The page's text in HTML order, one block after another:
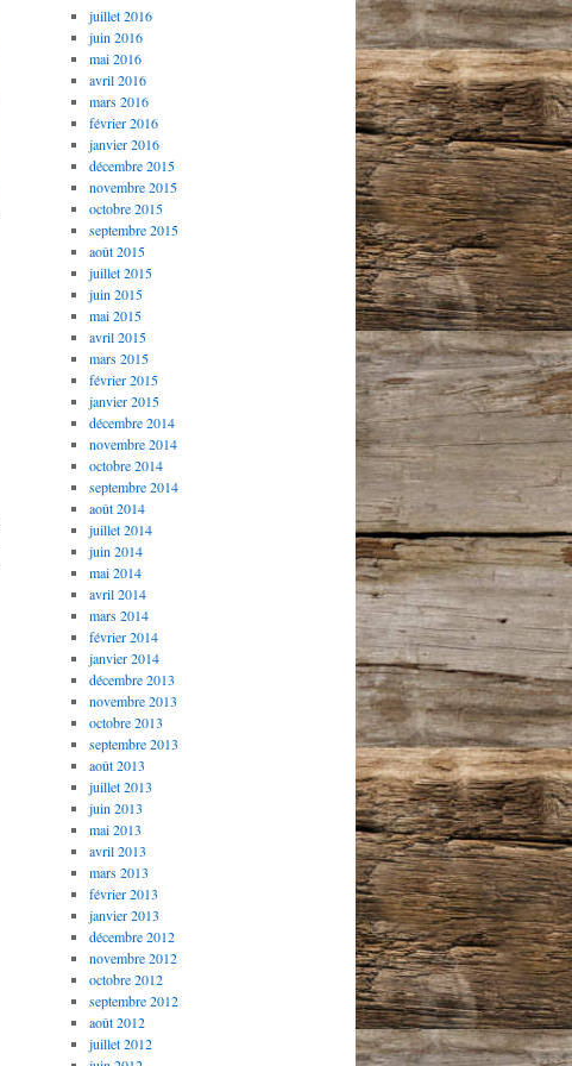
juillet 2016
juin 2016
mai 2016
avril 2016
mars 2016
février 2016
janvier 2016
décembre 2015
novembre 2015
octobre 2015
septembre 2015
août 2015
juillet 2015
juin 2015
mai 2015
avril 2015
mars 2015
février 2015
janvier 2015
décembre 2014
novembre 2014
octobre 2014
septembre 2014
août 2014
juillet 2014
juin 2014
mai 2014
avril 2014
mars 2014
février 2014
janvier 2014
décembre 2013
novembre 2013
octobre 2013
septembre 2013
août 2013
juillet 2013
juin 2013
mai 2013
avril 2013
mars 2013
février 2013
janvier 2013
décembre 2012
novembre 2012
octobre 2012
septembre 2012
août 2012
juillet 2012